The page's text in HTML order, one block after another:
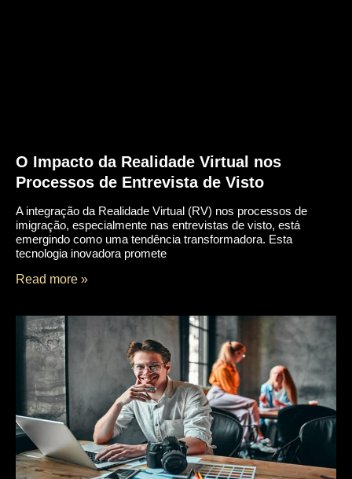
O Impacto da Realidade Virtual nos
Processos de Entrevista de Visto
A integração da Realidade Virtual (RV) nos processos de
imigração, especialmente nas entrevistas de visto, está
emergindo como uma tendência transformadora. Esta
tecnologia inovadora promete
Read more »